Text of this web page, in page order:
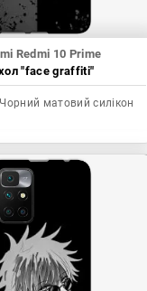
Redmi 10 Prime
"face graffiti"
Чорний матовий силікон